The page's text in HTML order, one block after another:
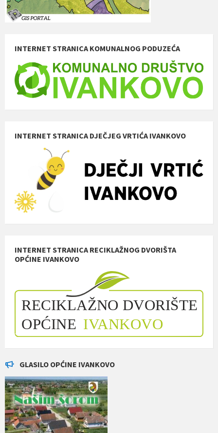
INTERNET STRANICA KOMUNALNOG PODUZEĆA
INTERNET STRANICA DJEČJEG VRTIĆA IVANKOVO
INTERNET STRANICA RECIKLAŽNOG DVORIŠTA
OPĆINE IVANKOVO
GLASILO OPĆINE IVANKOVO